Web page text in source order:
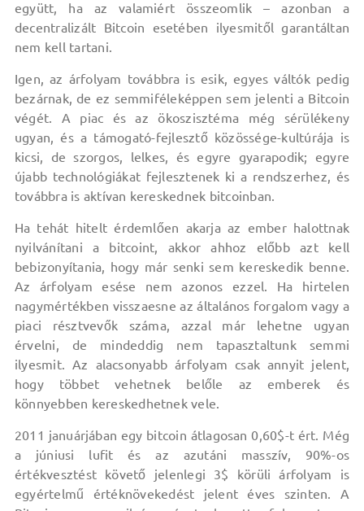
együtt, ha az valamiért összeomlik – azonban a
decentralizált Bitcoin esetében ilyesmitől garantáltan
nem kell tartani.
Igen, az árfolyam továbbra is esik, egyes váltók pedig
bezárnak, de ez semmiféleképpen sem jelenti a Bitcoin
végét. A piac és az ökoszisztéma még sérülékeny
ugyan, és a támogató-fejlesztő közössége-kultúrája is
kicsi, de szorgos, lelkes, és egyre gyarapodik; egyre
újabb technológiákat fejlesztenek ki a rendszerhez, és
továbbra is aktívan kereskednek bitcoinban.
Ha tehát hitelt érdemlően akarja az ember halottnak
nyilvánítani a bitcoint, akkor ahhoz előbb azt kell
bebizonyítania, hogy már senki sem kereskedik benne.
Az árfolyam esése nem azonos ezzel. Ha hirtelen
nagymértékben visszaesne az általános forgalom vagy a
piaci résztvevők száma, azzal már lehetne ugyan
érvelni, de mindeddig nem tapasztaltunk semmi
ilyesmit. Az alacsonyabb árfolyam csak annyit jelent,
hogy többet vehetnek belőle az emberek és
könnyebben kereskedhetnek vele.
2011 januárjában egy bitcoin átlagosan 0,60$-t ért. Még
a júniusi lufit és az azutáni masszív, 90%-os
értékvesztést követő jelenlegi 3$ körüli árfolyam is
egyértelmű értéknövekedést jelent éves szinten. A